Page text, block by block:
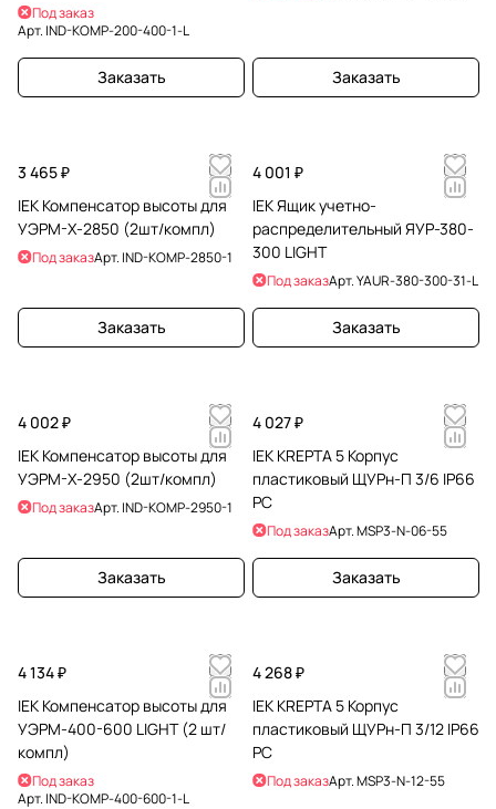
Под заказ
Арт. IND-KOMP-200-400-1-L
Заказать Заказать
3 465 ₽
IEK Компенсатор высоты для
УЭРМ-Х-2850 (2шт/компл)
Под заказАрт. IND-KOMP-2850-1
Заказать
4 001 ₽
IEK Ящик учетно-
распределительный ЯУР-380-
300 LIGHT
Под заказАрт.YAUR-380-300-31-L
Заказать
4 002 ₽
IEK Компенсатор высоты для
УЭРМ-Х-2950 (2шт/компл)
Под заказАрт. IND-KOMP-2950-1
Заказать
4 027 ₽
IEK KREPTA 5 Корпус
пластиковый ЩУРн-П 3/6 IP66
PC
Под заказАрт.MSP3-N-06-55
Заказать
4 134 ₽
IEK Компенсатор высоты для
УЭРМ-400-600 LIGHT (2 шт/
компл)
Под заказ
Арт. IND-KOMP-400-600-1-L
4 268 ₽
IEK KREPTA 5 Корпус
пластиковый ЩУРн-П 3/12 IP66
PC
Под заказАрт.MSP3-N-12-55